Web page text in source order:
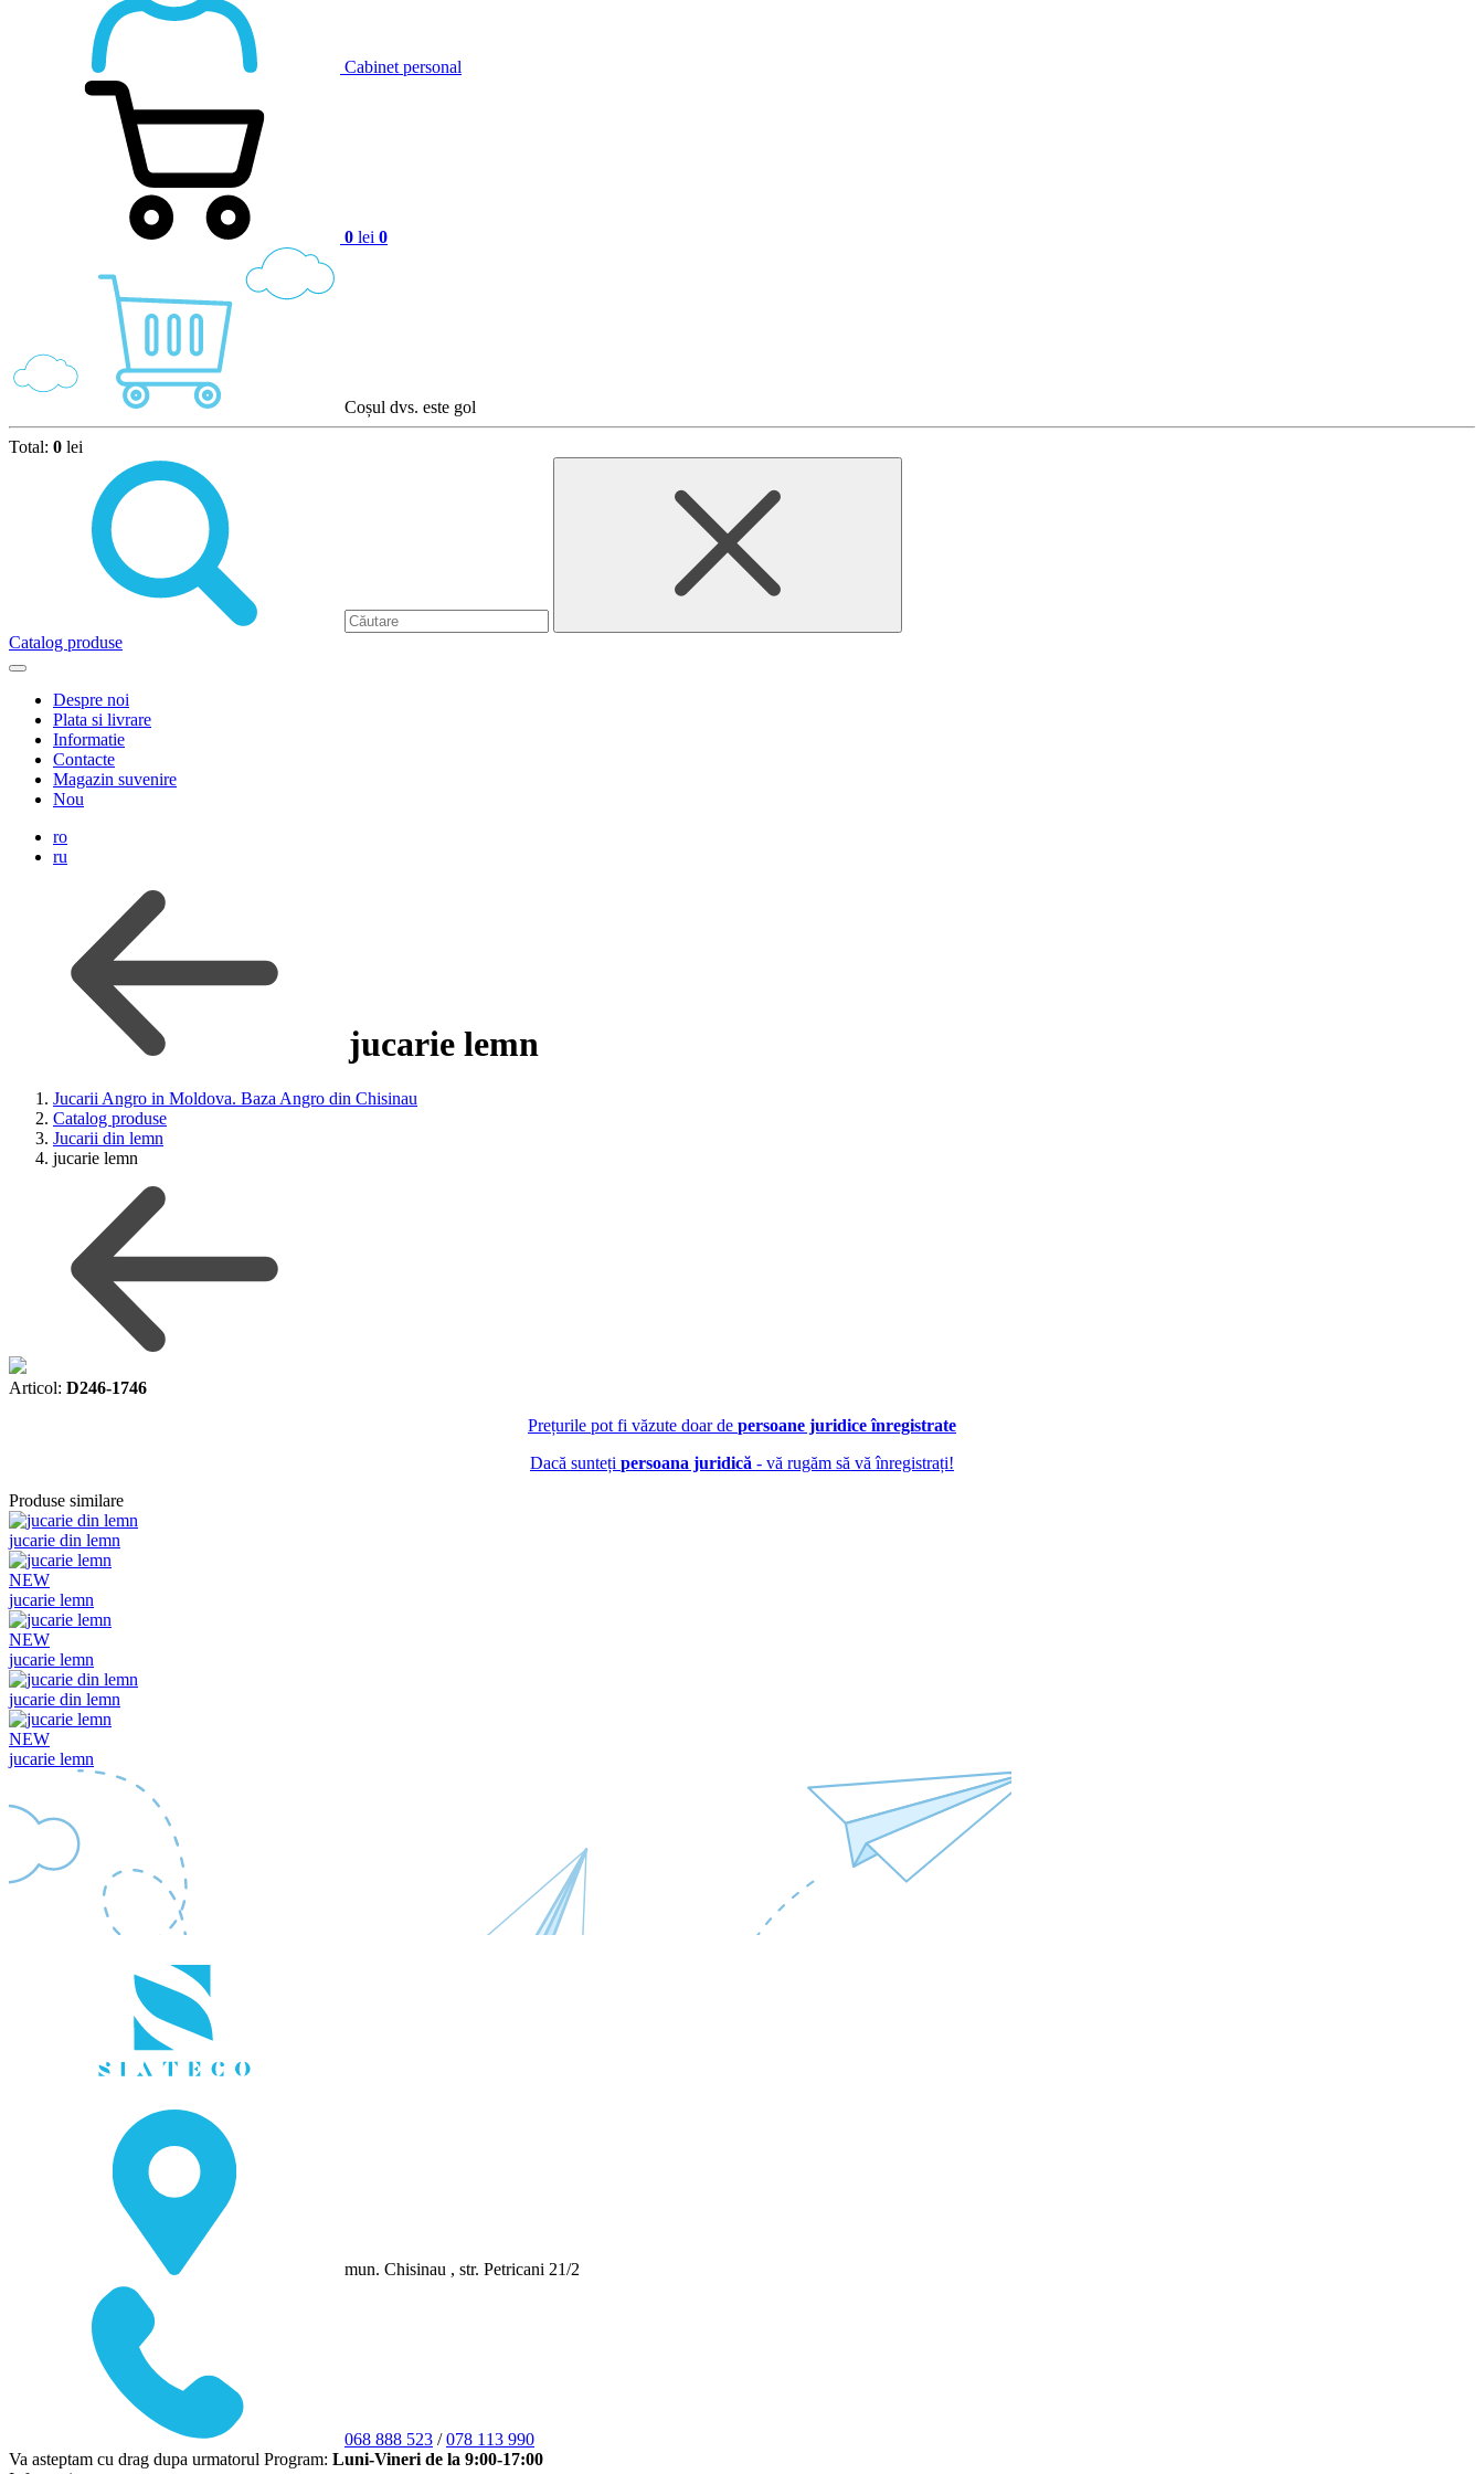
Cabinet personal
0 lei 0
Coșul dvs. este gol
Total: 0 lei
Catalog produse
Despre noi
Plata si livrare
Informatie
Contacte
Magazin suvenire
Nou
ro
ru
jucarie lemn
Jucarii Angro in Moldova. Baza Angro din Chisinau
Catalog produse
Jucarii din lemn
jucarie lemn
Articol: D246-1746
Prețurile pot fi văzute doar de persoane juridice înregistrate
Dacă sunteți persoana juridică - vă rugăm să vă înregistrați!
Produse similare
jucarie din lemn
NEW
jucarie lemn
NEW
jucarie lemn
jucarie din lemn
NEW
jucarie lemn
mun. Chisinau , str. Petricani 21/2
068 888 523 /078 113 990
Va asteptam cu drag dupa urmatorul Program: Luni-Vineri de la 9:00-17:00